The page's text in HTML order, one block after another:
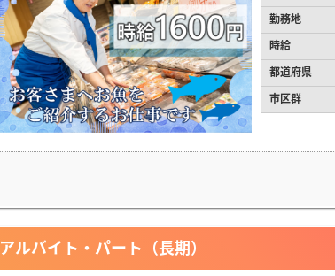
勤務地
時給
都道府県
市区群
アルバイト・パート（長期）